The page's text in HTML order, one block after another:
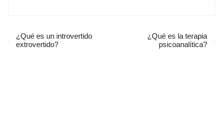
¿Qué es un introvertido
extrovertido?
¿Qué es la terapia
psicoanalítica?